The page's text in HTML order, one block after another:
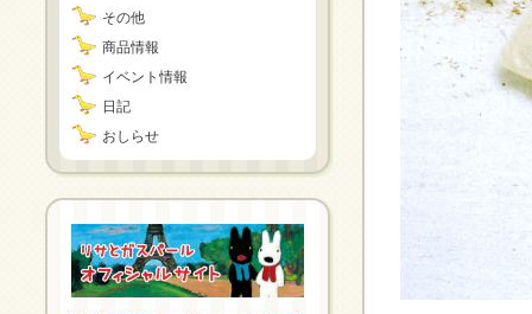
その他
商品情報
イベント情報
日記
おしらせ